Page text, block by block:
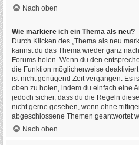
Nach oben
Wie markiere ich ein Thema als neu?
Durch Klicken des „Thema als neu
kannst du das Thema wieder ganz
Forums holen. Wenn du den
die Funktion möglicherweise
ist nicht genügend Zeit vergangen. Es
oben zu holen, indem du einfach eine
jedoch sicher, dass du die Regeln
nicht gerne gesehen, wenn ohne
abgeschlossene Themen geantwortet
Nach oben